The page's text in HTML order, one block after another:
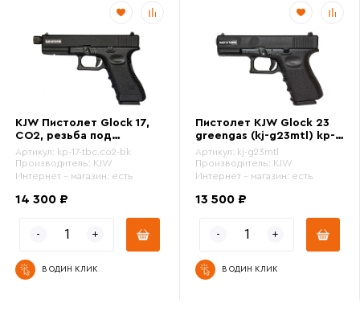
KJW Пистолет Glock 17,
CO2, резьба под
глушитель (kp-17-
tbc.co2-bk)
Артикул: kp-17-tbc.co2-bk
Производитель: KJW
Интернет - магазин: есть
14 300 ₽
В ОДИН КЛИК
Пистолет KJW Glock 23
greengas (kj-g23mtl) kp-
23
Артикул: kj-g23mtl
Производитель: KJW
Интернет - магазин: есть
13 500 ₽
В ОДИН КЛИК